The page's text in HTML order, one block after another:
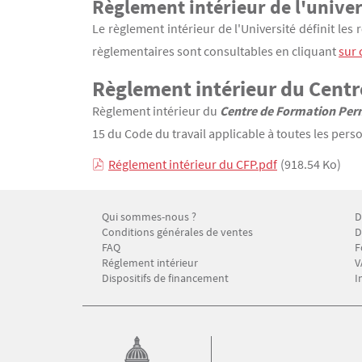
Texte
Règlement intérieur de
Le règlement intérieur de l'Université définit les
règlementaires sont consultables en cliquantsur
Règlement intérieur du
Règlement intérieur du Centre de Formation
15 du Code du travail applicable à toutes les
Réglement intérieur du CFP.pdf (918.54 Ko)
Menu Footer CFP 1
Qui sommes-nous ?
Conditions générales de ventes
FAQ
Réglement intérieur
Dispositifs de financement